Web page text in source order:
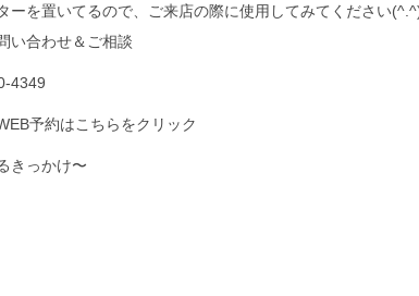
ーを置いてるので、ご来店の際に使用してみてください
い合わせ＆ご相談
4349
予約はこちらをクリック
きっかけ〜